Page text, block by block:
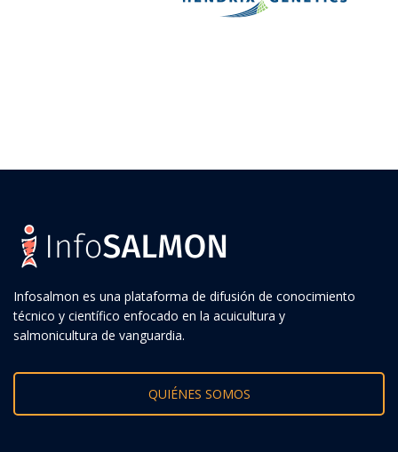
Infosalmon es una plataforma de difusión de conocimiento
técnico y científico enfocado en la acuicultura y
salmonicultura de vanguardia.
QUIÉNES SOMOS